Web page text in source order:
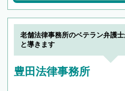
老舗法律事務所のベテラン弁護
と導きます
豊田法律事務所